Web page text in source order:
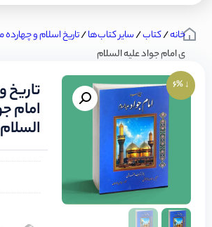
خانه/کتاب/سایر کتاب‌ها/تاریخ اسلام و
ی امام جواد علیه السلام
↓ 6% تاریخ
امام
السلام